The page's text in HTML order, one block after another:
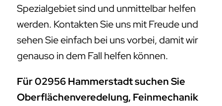
Spezialgebiet sind und unmittelbar helfen
werden. Kontakten Sie uns mit Freude und
sehen Sie einfach bei uns vorbei, damit wir
genauso in dem Fall helfen können.
Für 02956 Hammerstadt suchen Sie
Oberflächenveredelung, Feinmechanik